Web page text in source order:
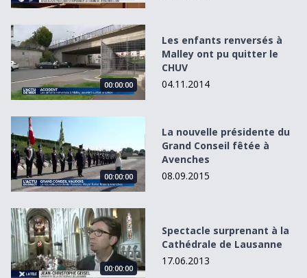
Les enfants renversés à Malley ont pu quitter le CHUV
00:00:00
Les enfants renversés à
Malley ont pu quitter le
CHUV
04.11.2014
La nouvelle présidente du Grand Conseil fêtée à Avenches
00:00:00
La nouvelle présidente du
Grand Conseil fêtée à
Avenches
08.09.2015
Spectacle surprenant à la Cathédrale de Lausanne
00:00:00
Spectacle surprenant à la
Cathédrale de Lausanne
17.06.2013